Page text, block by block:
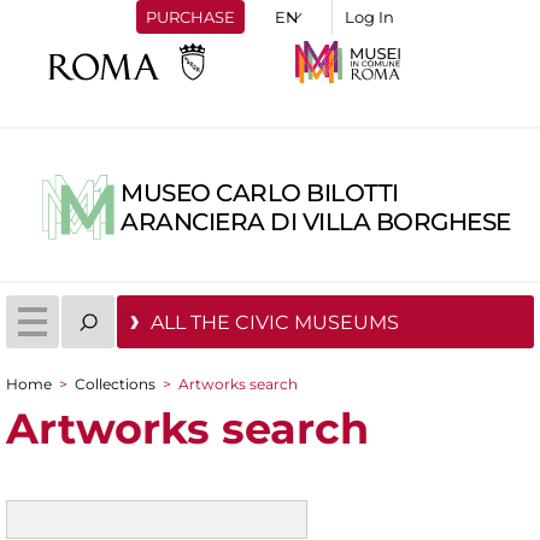
PURCHASE Log In
MUSEO CARLO BILOTTI
ARANCIERA DI VILLA BORGHESE
ALL THE CIVIC MUSEUMS
You are here
Home > Collections > Artworks search
Artworks search